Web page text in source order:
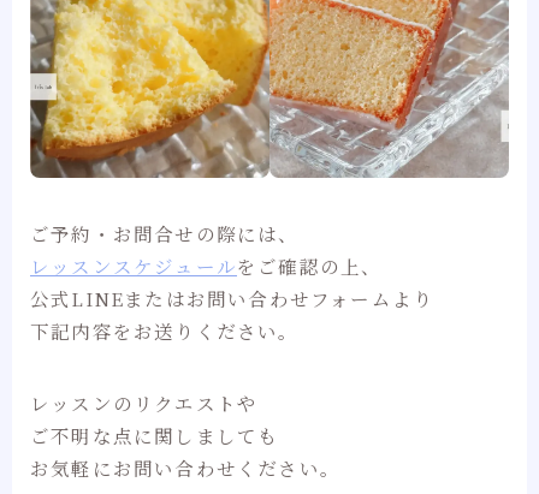
ご予約・お問合せの際には、
レッスンスケジュールをご確認の上、
公式LINEまたはお問い合わせフォームより
下記内容をお送りください。
レッスンのリクエストや
ご不明な点に関しましても
お気軽にお問い合わせください。